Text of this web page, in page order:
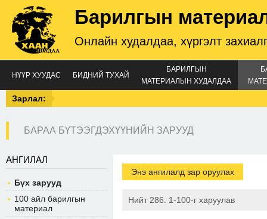
Барилгын
Онлайн худалдаа, хүргэлт
НҮҮР ХУУДАС БИДНИЙ ТУХАЙ
БАРИЛГЫН
МАТЕРИАЛЫН ХУДАЛДАА
Зарлал:
БАРАА БҮТЭЭГДЭХҮҮНИЙН ЗАРУУД
АНГИЛАЛ
Бүх зарууд
100 айл барилгын
материал
Энэ ангилалд зар оруулах
Нийт 286. 1-100-г харуулав